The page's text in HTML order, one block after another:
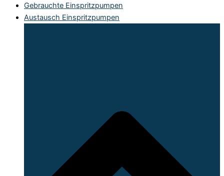
Gebrauchte Einspritzpumpen
Austausch Einspritzpumpen